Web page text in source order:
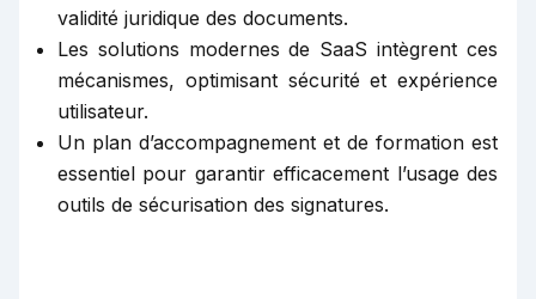
validité juridique des documents.
Les solutions modernes de SaaS intègrent ces
mécanismes, optimisant sécurité et expérience
utilisateur.
Un plan d’accompagnement et de formation est
essentiel pour garantir efficacement l’usage des
outils de sécurisation des signatures.